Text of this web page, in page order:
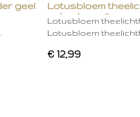
geel
Lotusbloem
gebroken wit
Lotusbloem
Lotusbloem
€ 12,99